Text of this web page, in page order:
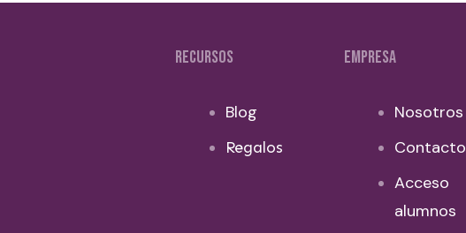
RECURSOS
Blog
Regalos
EMPRESA
Nosotros
Contacto
Acceso
alumnos